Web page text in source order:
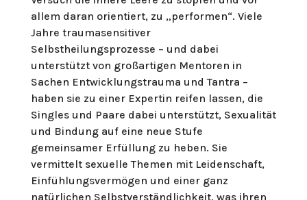
allem daran orientiert, zu „performen“. Viele
Jahre traumasensitiver
Selbstheilungsprozesse – und dabei
unterstützt von großartigen Mentoren in
Sachen Entwicklungstrauma und Tantra –
haben sie zu einer Expertin reifen lassen, die
Singles und Paare dabei unterstützt, Sexualität
und Bindung auf eine neue Stufe
gemeinsamer Erfüllung zu heben. Sie
vermittelt sexuelle Themen mit Leidenschaft,
Einfühlungsvermögen und einer ganz
natürlichen Selbstverständlichkeit, was ihren